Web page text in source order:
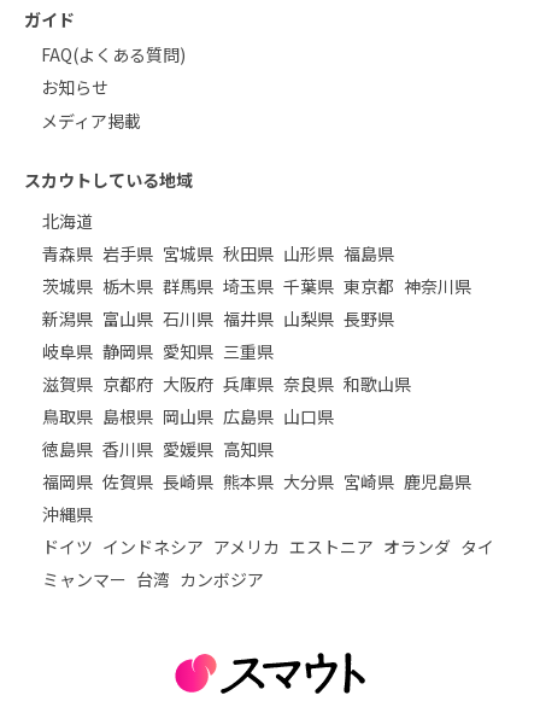
ガイド
FAQ(よくある質問)
お知らせ
メディア掲載
スカウトしている地域
北海道
青森県 岩手県 宮城県 秋田県 山形県 福島県
茨城県 栃木県 群馬県 埼玉県 千葉県 東京都 神奈川県
新潟県 富山県 石川県 福井県 山梨県 長野県
岐阜県 静岡県 愛知県 三重県
滋賀県 京都府 大阪府 兵庫県 奈良県 和歌山県
鳥取県 島根県 岡山県 広島県 山口県
徳島県 香川県 愛媛県 高知県
福岡県 佐賀県 長崎県 熊本県 大分県 宮崎県 鹿児島県
沖縄県
ドイツ インドネシア アメリカ エストニア オランダ タイ
ミャンマー 台湾 カンボジア